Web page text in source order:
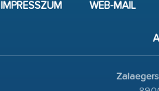
IMPRESSZUM WEB-MAIL